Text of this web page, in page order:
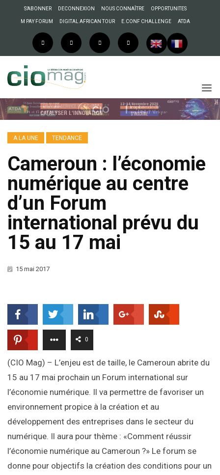
S’ABONNER DECONNEXION NOUS CONNAÎTRE OPPORTUNITES
M PAY FORUM DIGITAL AFRICAN TOUR E.CONF CHALLENGE ATDA
A LA UNE TENDANCE
Cameroun : l’économie
numérique au centre
d’un Forum
international prévu du
15 au 17 mai
15 mai 2017
0
(CIO Mag) – L’enjeu est de taille, le Cameroun abrite du
15 au 17 mai prochain un Forum international sur
l’économie numérique. Il va permettre de favoriser un
environnement propice à la création et au
développement des entreprises dans le secteur du
numérique. Il aura pour thème : «Comment réussir
l’économie numérique au Cameroun ?» Le forum se
donne pour objectifs la création des conditions pour un